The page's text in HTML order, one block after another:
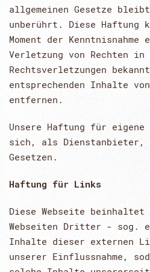
allgemeinen Gesetze
unberührt. Diese Haftung
Moment der
Verletzung von Rechten
Rechtsverletzungen
entsprechenden Inhalte
entfernen.
Unsere Haftung für
sich, als Dienstanbieter,
Gesetzen.
Haftung für Links
Diese Webseite beinhaltet
Webseiten Dritter - sog.
Inhalte dieser externen
unserer Einflussnahme,